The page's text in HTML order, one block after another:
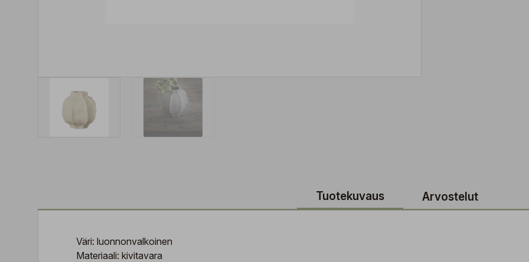
Tuotekuvaus Arvostelut
Väri: luonnonvalkoinen
Materiaali: kivitavara